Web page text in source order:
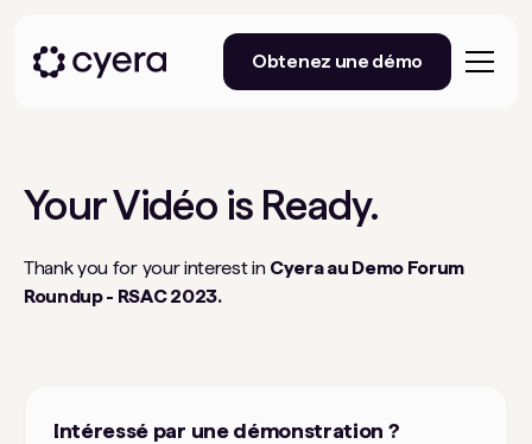
Obtenez une démo
YourVidéois Ready.
Thank you for your interest in Cyera au Demo Forum
Roundup - RSAC 2023.
Intéressé par une démonstration ?